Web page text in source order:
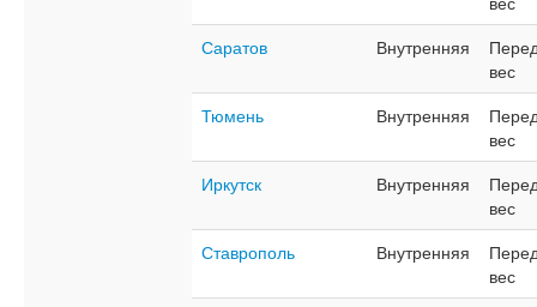
Саратов
Внутренняя
вес
Тюмень
Внутренняя
вес
Иркутск
Внутренняя
вес
Ставрополь
Внутренняя
вес